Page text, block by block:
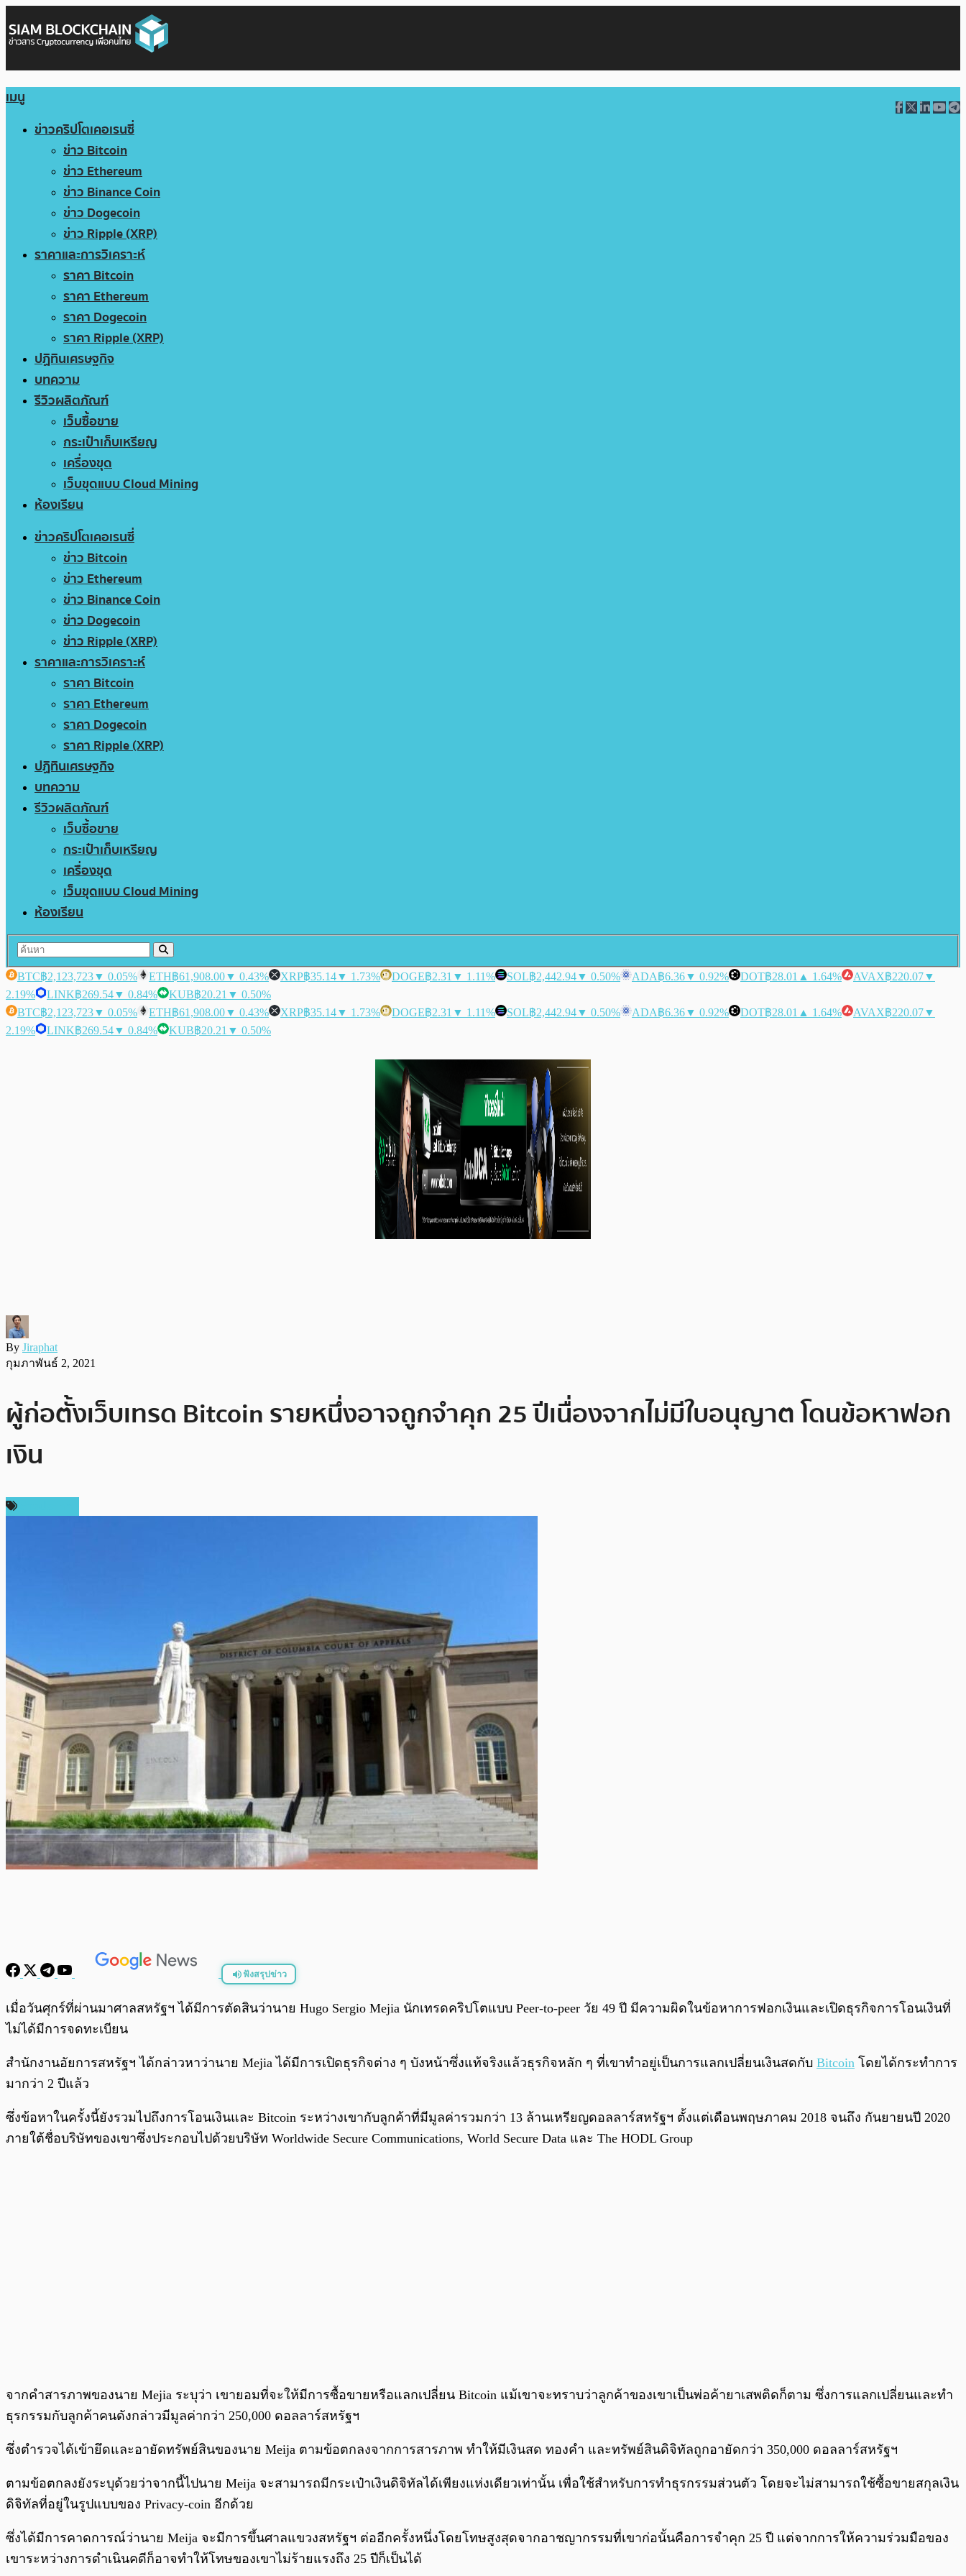
เมนู
ข่าวคริปโตเคอเรนซี่
ข่าว Bitcoin
ข่าว Ethereum
ข่าว Binance Coin
ข่าว Dogecoin
ข่าว Ripple (XRP)
ราคาและการวิเคราะห์
ราคา Bitcoin
ราคา Ethereum
ราคา Dogecoin
ราคา Ripple (XRP)
ปฏิทินเศรษฐกิจ
บทความ
รีวิวผลิตภัณฑ์
เว็บซื้อขาย
กระเป๋าเก็บเหรียญ
เครื่องขุด
เว็บขุดแบบ Cloud Mining
ห้องเรียน
ข่าวคริปโตเคอเรนซี่
ข่าว Bitcoin
ข่าว Ethereum
ข่าว Binance Coin
ข่าว Dogecoin
ข่าว Ripple (XRP)
ราคาและการวิเคราะห์
ราคา Bitcoin
ราคา Ethereum
ราคา Dogecoin
ราคา Ripple (XRP)
ปฏิทินเศรษฐกิจ
บทความ
รีวิวผลิตภัณฑ์
เว็บซื้อขาย
กระเป๋าเก็บเหรียญ
เครื่องขุด
เว็บขุดแบบ Cloud Mining
ห้องเรียน
BTC฿2,123,723▼ 0.05% ETH฿61,908.00▼ 0.43% XRP฿35.14▼ 1.73% DOGE฿2.31 ▼ 1.11% SOL฿2,442.94▼ 0.50% ADA฿6.36▼ 0.92% DOT฿28.01 ▲ 1.64% AVAX฿220.07▼
2.19%
LINK฿269.54▼ 0.84% KUB฿20.21 ▼ 0.50%
BTC฿2,123,723▼ 0.05% ETH฿61,908.00▼ 0.43% XRP฿35.14▼ 1.73% DOGE฿2.31 ▼ 1.11% SOL฿2,442.94▼ 0.50% ADA฿6.36▼ 0.92% DOT฿28.01 ▲ 1.64% AVAX฿220.07▼
2.19%
LINK฿269.54▼ 0.84% KUB฿20.21 ▼ 0.50%
By Jiraphat
กุมภาพันธ์ 2, 2021
ผู้ก่อตั้งเว็บเทรด Bitcoin รายหนึ่งอาจถูกจำคุก 25 ปีเนื่องจากไม่มีใบอนุญาต โดนข้อหาฟอก
เงิน
ฟังสรุปข่าว
พร้อมเล่น 0:00 0:00
เมื่อวันศุกร์ที่ผ่านมาศาลสหรัฐฯ ได้มีการตัดสินว่านาย Hugo Sergio Mejia นักเทรดคริปโตแบบ Peer-to-peer วัย 49 ปี มีความผิดในข้อหาการฟอกเงินและเปิดธุรกิจการโอนเงินที่
ไม่ได้มีการจดทะเบียน
สำนักงานอัยการสหรัฐฯ ได้กล่าวหาว่านาย Mejia ได้มีการเปิดธุรกิจต่าง ๆ บังหน้าซึ่งแท้จริงแล้วธุรกิจหลัก ๆ ที่เขาทำอยู่เป็นการแลกเปลี่ยนเงินสดกับ Bitcoin โดยได้กระทำการ
มากว่า 2 ปีแล้ว
ซึ่งข้อหาในครั้งนี้ยังรวมไปถึงการโอนเงินและ Bitcoin ระหว่างเขากับลูกค้าที่มีมูลค่ารวมกว่า 13 ล้านเหรียญดอลลาร์สหรัฐฯ ตั้งแต่เดือนพฤษภาคม 2018 จนถึง กันยายนปี 2020
ภายใต้ชื่อบริษัทของเขาซึ่งประกอบไปด้วยบริษัท Worldwide Secure Communications, World Secure Data และ The HODL Group
จากคำสารภาพของนาย Mejia ระบุว่า เขายอมที่จะให้มีการซื้อขายหรือแลกเปลี่ยน Bitcoin แม้เขาจะทราบว่าลูกค้าของเขาเป็นพ่อค้ายาเสพติดก็ตาม ซึ่งการแลกเปลี่ยนและทำ
ธุรกรรมกับลูกค้าคนดังกล่าวมีมูลค่ากว่า 250,000 ดอลลาร์สหรัฐฯ
ซึ่งตำรวจได้เข้ายึดและอายัดทรัพย์สินของนาย Meija ตามข้อตกลงจากการสารภาพ ทำให้มีเงินสด ทองคำ และทรัพย์สินดิจิทัลถูกอายัดกว่า 350,000 ดอลลาร์สหรัฐฯ
ตามข้อตกลงยังระบุด้วยว่าจากนี้ไปนาย Meija จะสามารถมีกระเป๋าเงินดิจิทัลได้เพียงแห่งเดียวเท่านั้น เพื่อใช้สำหรับการทำธุรกรรมส่วนตัว โดยจะไม่สามารถใช้ซื้อขายสกุลเงิน
ดิจิทัลที่อยู่ในรูปแบบของ Privacy-coin อีกด้วย
ซึ่งได้มีการคาดการณ์ว่านาย Meija จะมีการขึ้นศาลแขวงสหรัฐฯ ต่ออีกครั้งหนึ่งโดยโทษสูงสุดจากอาชญากรรมที่เขาก่อนั้นคือการจำคุก 25 ปี แต่จากการให้ความร่วมมือของ
เขาระหว่างการดำเนินคดีก็อาจทำให้โทษของเขาไม่ร้ายแรงถึง 25 ปีก็เป็นได้